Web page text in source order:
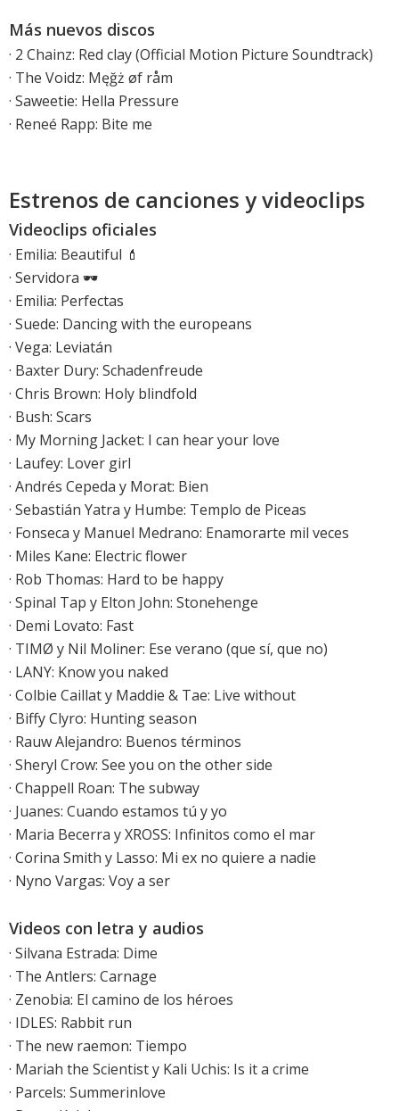
Más nuevos discos
· 2 Chainz: Red clay (Official Motion Picture Soundtrack)
· The Voidz: Męğż øf råm
· Saweetie: Hella Pressure
· Reneé Rapp: Bite me
Estrenos de canciones y videoclips
Videoclips oficiales
· Emilia: Beautiful 💄
· Servidora 🕶️
· Emilia: Perfectas
· Suede: Dancing with the europeans
· Vega: Leviatán
· Baxter Dury: Schadenfreude
· Chris Brown: Holy blindfold
· Bush: Scars
· My Morning Jacket: I can hear your love
· Laufey: Lover girl
· Andrés Cepeda y Morat: Bien
· Sebastián Yatra y Humbe: Templo de Piceas
· Fonseca y Manuel Medrano: Enamorarte mil veces
· Miles Kane: Electric flower
· Rob Thomas: Hard to be happy
· Spinal Tap y Elton John: Stonehenge
· Demi Lovato: Fast
· TIMØ y Nil Moliner: Ese verano (que sí, que no)
· LANY: Know you naked
· Colbie Caillat y Maddie & Tae: Live without
· Biffy Clyro: Hunting season
· Rauw Alejandro: Buenos términos
· Sheryl Crow: See you on the other side
· Chappell Roan: The subway
· Juanes: Cuando estamos tú y yo
· Maria Becerra y XROSS: Infinitos como el mar
· Corina Smith y Lasso: Mi ex no quiere a nadie
· Nyno Vargas: Voy a ser
Videos con letra y audios
· Silvana Estrada: Dime
· The Antlers: Carnage
· Zenobia: El camino de los héroes
· IDLES: Rabbit run
· The new raemon: Tiempo
· Mariah the Scientist y Kali Uchis: Is it a crime
· Parcels: Summerinlove